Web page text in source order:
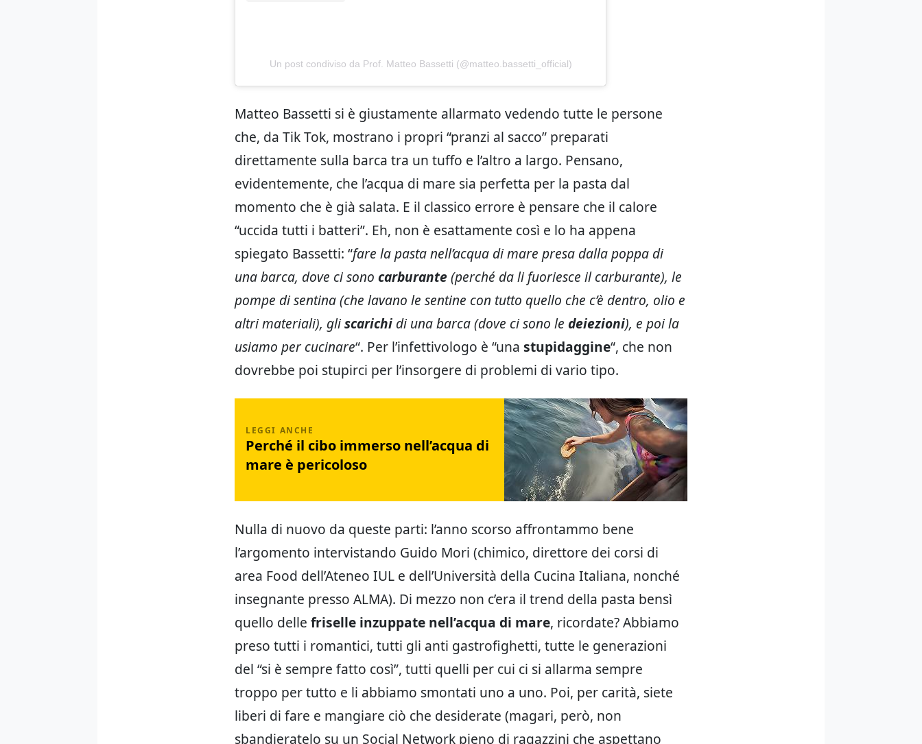
Un post condiviso da Prof. Matteo Bassetti (@matteo.bassetti_official)
Matteo Bassetti si è giustamente allarmato vedendo tutte le persone
che, da Tik Tok, mostrano i propri “pranzi al sacco” preparati
direttamente sulla barca tra un tuffo e l’altro a largo. Pensano,
evidentemente, che l’acqua di mare sia perfetta per la pasta dal
momento che è già salata. E il classico errore è pensare che il calore
“uccida tutti i batteri”. Eh, non è esattamente così e lo ha appena
spiegato Bassetti: “fare la pasta nell’acqua di mare presa dalla poppa di
una barca, dove ci sono carburante(perché da li fuoriesce il carburante), le
pompe di sentina (che lavano le sentine con tutto quello che c’è dentro, olio e
altri materiali), gliscarichi di una barca (dove ci sono le deiezioni), e poi la
usiamo per cucinare“. Per l’infettivologo è “una stupidaggine“, che non
dovrebbe poi stupirci per l’insorgere di problemi di vario tipo.
Perché il cibo immerso nell’acqua di
mare è pericoloso
Nulla di nuovo da queste parti: l’anno scorso affrontammo bene
l’argomento intervistando Guido Mori (chimico, direttore dei corsi di
area Food dell’Ateneo IUL e dell’Università della Cucina Italiana, nonché
insegnante presso ALMA). Di mezzo non c’era il trend della pasta bensì
quello delle friselle inzuppate nell’acqua di mare, ricordate? Abbiamo
preso tutti i romantici, tutti gli anti gastrofighetti, tutte le generazioni
del “si è sempre fatto così”, tutti quelli per cui ci si allarma sempre
troppo per tutto e li abbiamo smontati uno a uno. Poi, per carità, siete
liberi di fare e mangiare ciò che desiderate (magari, però, non
sbandieratelo su un Social Network pieno di ragazzini che aspettano